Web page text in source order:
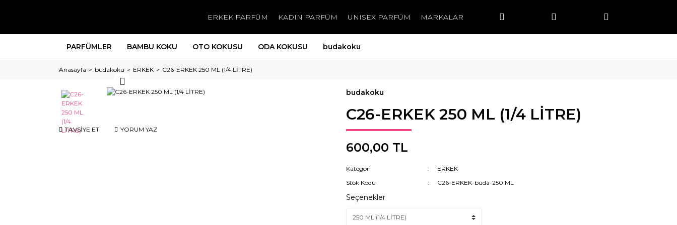
ERKEK PARFÜM KADIN PARFÜM UNISEX PARFÜM MARKALAR
PARFÜMLER BAMBU KOKU OTO KOKUSU ODA KOKUSU budakoku
Anasayfa budakoku ERKEK C26-ERKEK 250 ML (1/4 LİTRE)
TAVSİYE ET YORUM YAZ
budakoku
C26-ERKEK 250 ML (1/4 LİTRE)
600,00 TL
Kategori
ERKEK
Stok Kodu
C26-ERKEK-buda-250 ML
Seçenekler